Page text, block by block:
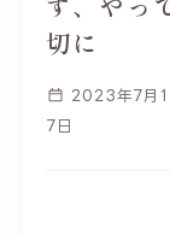
切に
2023年7月1
7日